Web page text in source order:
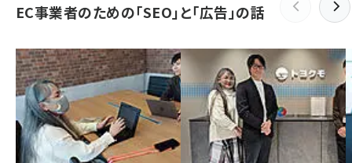
EC事業者のための「SEO」と「広告」の話